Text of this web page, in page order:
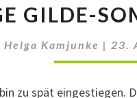
II
GILDE-
Helga Kamjunke | 23.
zu spät eingestiegen.